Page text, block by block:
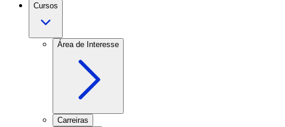
Cursos
Área de Interesse
Carreiras